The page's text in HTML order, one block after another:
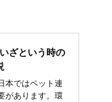
ざという時の
本ではペット連
があります。環